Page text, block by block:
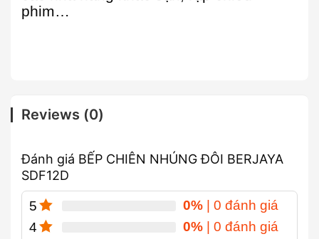
phim…
Reviews (0)
Đánh giá BẾP CHIÊN NHÚNG ĐÔI BERJAYA
SDF12D
5 0% | 0 đánh giá
4
0% | 0 đánh giá